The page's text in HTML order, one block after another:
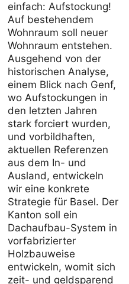
einfach: Aufstockung!
Auf bestehendem
Wohnraum soll neuer
Wohnraum entstehen.
Ausgehend von der
historischen Analyse,
einem Blick nach Genf,
wo Aufstockungen in
den letzten Jahren
stark forciert wurden,
und vorbildhaften,
aktuellen Referenzen
aus dem In- und
Ausland, entwickeln
wir eine konkrete
Strategie für Basel. Der
Kanton soll ein
Dachaufbau-System in
vorfabrizierter
Holzbauweise
entwickeln, womit sich
zeit- und geldsparend